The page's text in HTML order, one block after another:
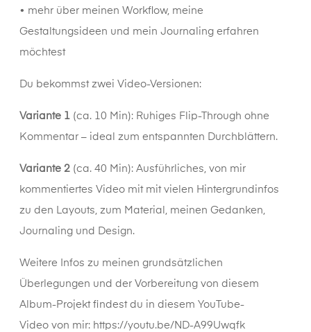
• mehr über meinen Workflow, meine
Gestaltungsideen und mein Journaling erfahren
möchtest
Du bekommst zwei Video-Versionen:
Variante 1 (ca. 10 Min): Ruhiges Flip-Through ohne
Kommentar – ideal zum entspannten Durchblättern.
Variante 2 (ca. 40 Min): Ausführliches, von mir
kommentiertes Video mit mit vielen Hintergrundinfos
zu den Layouts, zum Material, meinen Gedanken,
Journaling und Design.
Weitere Infos zu meinen grundsätzlichen
Überlegungen und der Vorbereitung von diesem
Album-Projekt findest du in diesem YouTube-
Video von mir: https://youtu.be/ND-A99Uwqfk